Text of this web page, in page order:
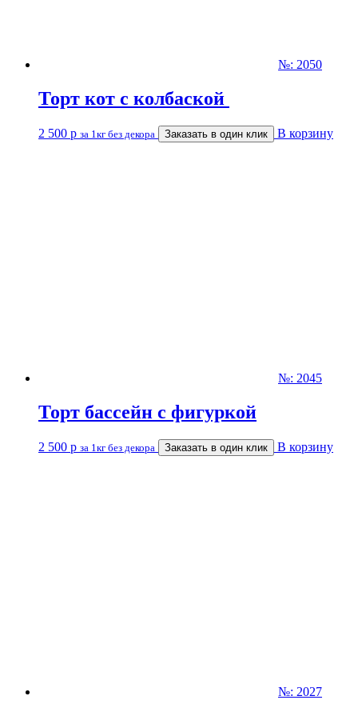
№: 2050
Торт кот с колбаской
2 500 р за 1кг без декора Заказать в один клик В корзину
№: 2045
Торт бассейн с фигуркой
2 500 р за 1кг без декора Заказать в один клик В корзину
№: 2027